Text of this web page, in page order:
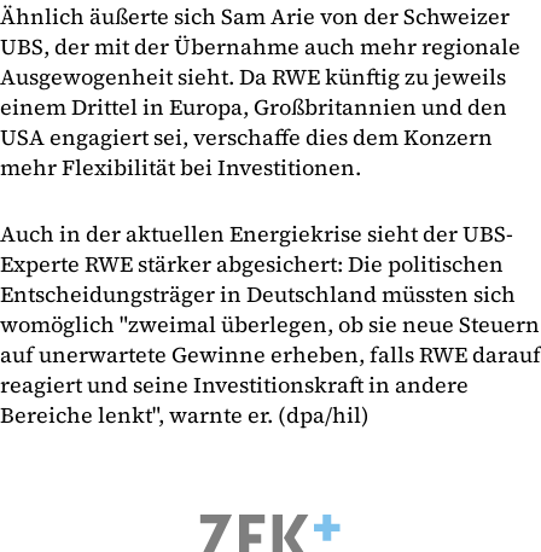
Ähnlich äußerte sich Sam Arie von der Schweizer
UBS, der mit der Übernahme auch mehr regionale
Ausgewogenheit sieht. Da RWE künftig zu jeweils
einem Drittel in Europa, Großbritannien und den
USA engagiert sei, verschaffe dies dem Konzern
mehr Flexibilität bei Investitionen.
Auch in der aktuellen Energiekrise sieht der UBS-
Experte RWE stärker abgesichert: Die politischen
Entscheidungsträger in Deutschland müssten sich
womöglich "zweimal überlegen, ob sie neue Steuern
auf unerwartete Gewinne erheben, falls RWE darauf
reagiert und seine Investitionskraft in andere
Bereiche lenkt", warnte er. (dpa/hil)